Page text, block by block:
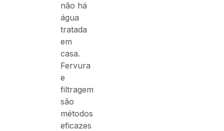
não há
água
tratada
em
casa.
Fervura
e
filtragem
são
métodos
eficazes